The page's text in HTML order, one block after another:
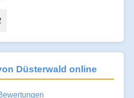
Düsterwald online